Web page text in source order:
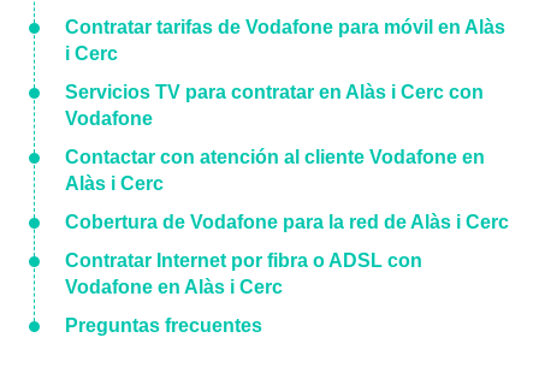
Contratar tarifas de Vodafone para móvil en Alàs
i Cerc
Servicios TV para contratar en Alàs i Cerc con
Vodafone
Contactar con atención al cliente Vodafone en
Alàs i Cerc
Cobertura de Vodafone para la red de Alàs i Cerc
Contratar Internet por fibra o ADSL con
Vodafone en Alàs i Cerc
Preguntas frecuentes